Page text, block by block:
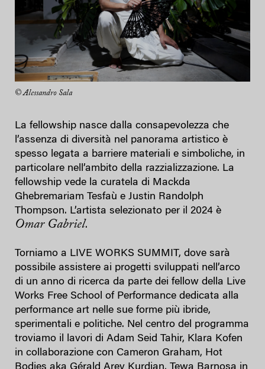
© Alessandro Sala
La fellowship nasce dalla consapevolezza che
l’assenza di diversità nel panorama artistico è
spesso legata a barriere materiali e simboliche, in
particolare nell’ambito della razzializzazione. La
fellowship vede la curatela di Mackda
Ghebremariam Tesfaù e Justin Randolph
Thompson. L’artista selezionato per il 2024 è
Omar Gabriel.
Torniamo a LIVE WORKS SUMMIT, dove sarà
possibile assistere ai progetti sviluppati nell’arco
di un anno di ricerca da parte dei fellow della Live
Works Free School of Performance dedicata alla
performance art nelle sue forme più ibride,
sperimentali e politiche. Nel centro del programma
troviamo il lavori di Adam Seid Tahir, Klara Kofen
in collaborazione con Cameron Graham, Hot